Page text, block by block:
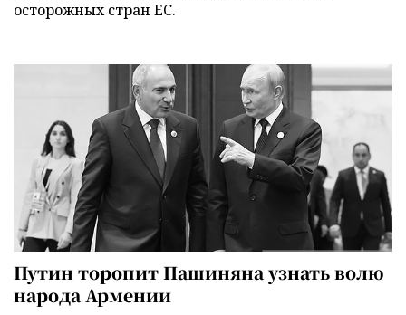
осторожных стран ЕС.
Путин торопит Пашиняна узнать волю
народа Армении